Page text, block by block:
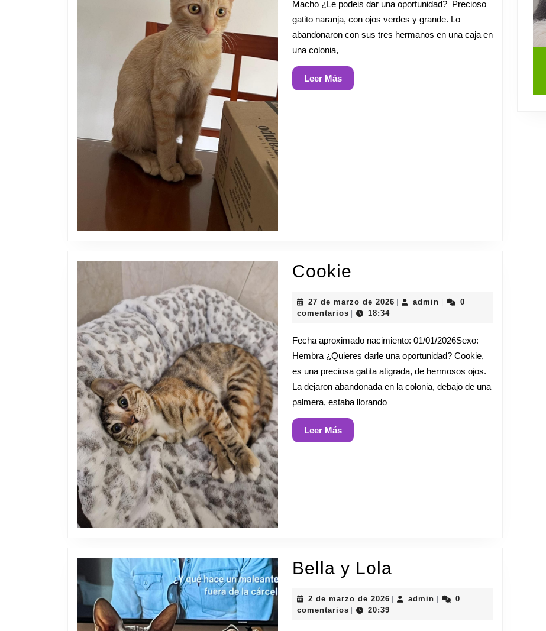
Macho ¿Le podeis dar una oportunidad? Precioso
gatito naranja, con ojos verdes y grande. Lo
abandonaron con sus tres hermanos en una caja en
una colonia,
Leer MásLeer
Más
Cookie
27 de marzo de 2026 27
2026
| admin admin
|
0
comentarios | 18:34
Fecha aproximado nacimiento: 01/01/2026Sexo:
Hembra ¿Quieres darle una oportunidad? Cookie,
es una preciosa gatita atigrada, de hermosos ojos.
La dejaron abandonada en la colonia, debajo de una
palmera, estaba llorando
Leer MásLeer
Más
Bella y Lola
Lola
2 de marzo de 2026 2| admin admin
|
0
comentarios | 20:39